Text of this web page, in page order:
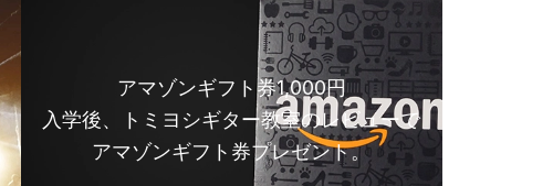
アマゾンギフト券1,000円
入学後、トミヨシギター教室のレビューで
アマゾンギフト券プレゼント。